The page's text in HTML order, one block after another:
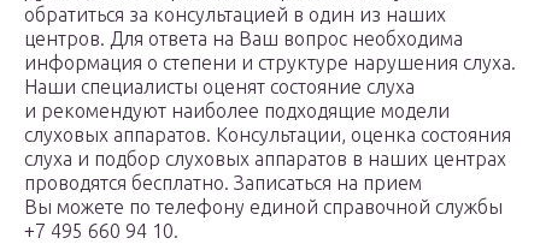
обратиться за консультацией в один из наших
центров. Для ответа на Ваш вопрос необходима
информация о степени и структуре нарушения слуха.
Наши специалисты оценят состояние слуха
и рекомендуют наиболее подходящие модели
слуховых аппаратов. Консультации, оценка состояния
слуха и подбор слуховых аппаратов в наших центрах
проводятся бесплатно. Записаться на прием
Вы можете по телефону единой справочной службы
+7 495 660 94 10.